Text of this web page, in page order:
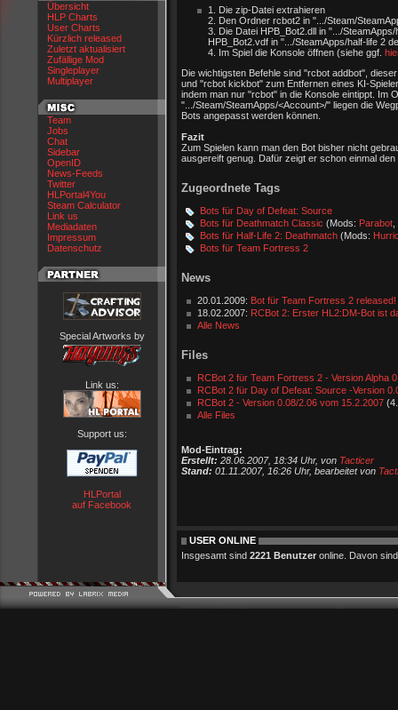
Übersicht
HLP Charts
User Charts
Kürzlich released
Zuletzt aktualisiert
Zufällige Mod
Singleplayer
Multiplayer
Team
Jobs
Chat
Sidebar
OpenID
News-Feeds
Twitter
HLPortal4You
Steam Calculator
Link us
Mediadaten
Impressum
Datenschutz
Special Artworks by
Link us:
Support us:
HLPortal
auf Facebook
1. Die zip-Datei extrahieren
2. Den Ordner rcbot2 in ".../Steam/
3. Die Datei HPB_Bot2.dll in ".../
HPB_Bot2.vdf in ".../SteamApps/half-life 2
4. Im Spiel die Konsole öffnen (siehe ggf.
Die wichtigsten Befehle sind "rcbot addbot",
und "rcbot kickbot" zum Entfernen eines KI-
indem man nur "rcbot" in die Konsole eintippt. Im
".../Steam/SteamApps/<Account>/" liegen die
Bots angepasst werden können.
Fazit
Zum Spielen kann man den Bot bisher nicht
ausgereift genug. Dafür zeigt er schon einmal
Zugeordnete Tags
Bots für Day of Defeat: Source
Bots für Deathmatch Classic (Mods: Parabot
Bots für Half-Life 2: Deathmatch (Mods:
Bots für Team Fortress 2
News
20.01.2009: Bot für Team Fortress 2 released!
18.02.2007: RCBot 2: Erster HL2:DM-Bot ist
Alle News
Files
RCBot 2 für Team Fortress 2 - Version Alpha
RCBot 2 für Day of Defeat: Source -Version
RCBot 2 - Version 0.08/2.06 vom 15.2.2007
Alle Files
Mod-Eintrag:
Erstellt: 28.06.2007, 18:34 Uhr, von Tacticer
Stand: 01.11.2007, 16:26 Uhr, bearbeitet von
USER ONLINE
Insgesamt sind 2221 Benutzer online. Davon